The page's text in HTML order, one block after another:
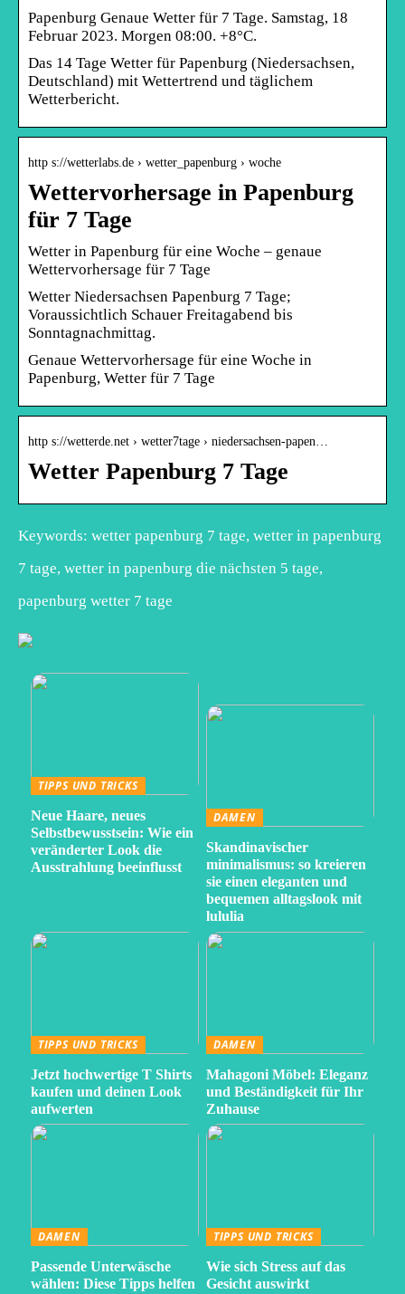
Papenburg Genaue Wetter für 7 Tage. Samstag, 18
Februar 2023. Morgen 08:00. +8°C.
Das 14 Tage Wetter für Papenburg (Niedersachsen,
Deutschland) mit Wettertrend und täglichem
Wetterbericht.
http s://wetterlabs.de › wetter_papenburg › woche
Wettervorhersage in Papenburg
für 7 Tage
Wetter in Papenburg für eine Woche – genaue
Wettervorhersage für 7 Tage
Wetter Niedersachsen Papenburg 7 Tage;
Voraussichtlich Schauer Freitagabend bis
Sonntagnachmittag.
Genaue Wettervorhersage für eine Woche in
Papenburg, Wetter für 7 Tage
http s://wetterde.net › wetter7tage › niedersachsen-papen…
Wetter Papenburg 7 Tage
Keywords: wetter papenburg 7 tage, wetter in papenburg
7 tage, wetter in papenburg die nächsten 5 tage,
papenburg wetter 7 tage
TIPPS UND TRICKS
Neue Haare, neues
Selbstbewusstsein: Wie ein
veränderter Look die
Ausstrahlung beeinflusst
DAMEN
Skandinavischer
minimalismus: so kreieren
sie einen eleganten und
bequemen alltagslook mit
lululia
TIPPS UND TRICKS
Jetzt hochwertige T Shirts
kaufen und deinen Look
aufwerten
DAMEN
Mahagoni Möbel: Eleganz
und Beständigkeit für Ihr
Zuhause
DAMEN
Passende Unterwäsche
wählen: Diese Tipps helfen
TIPPS UND TRICKS
Wie sich Stress auf das
Gesicht auswirkt